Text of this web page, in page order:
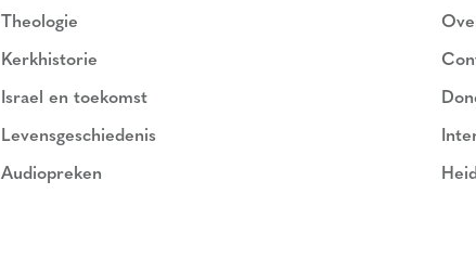
Theologie
Kerkhistorie
Israel en toekomst
Levensgeschiedenis
Audiopreken